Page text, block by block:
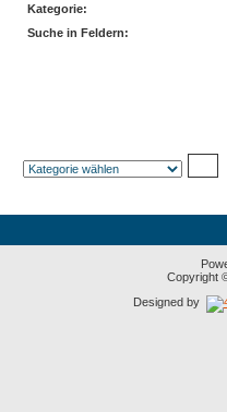
Kategorie:
Suche in Feldern:
Copyright
Designed by